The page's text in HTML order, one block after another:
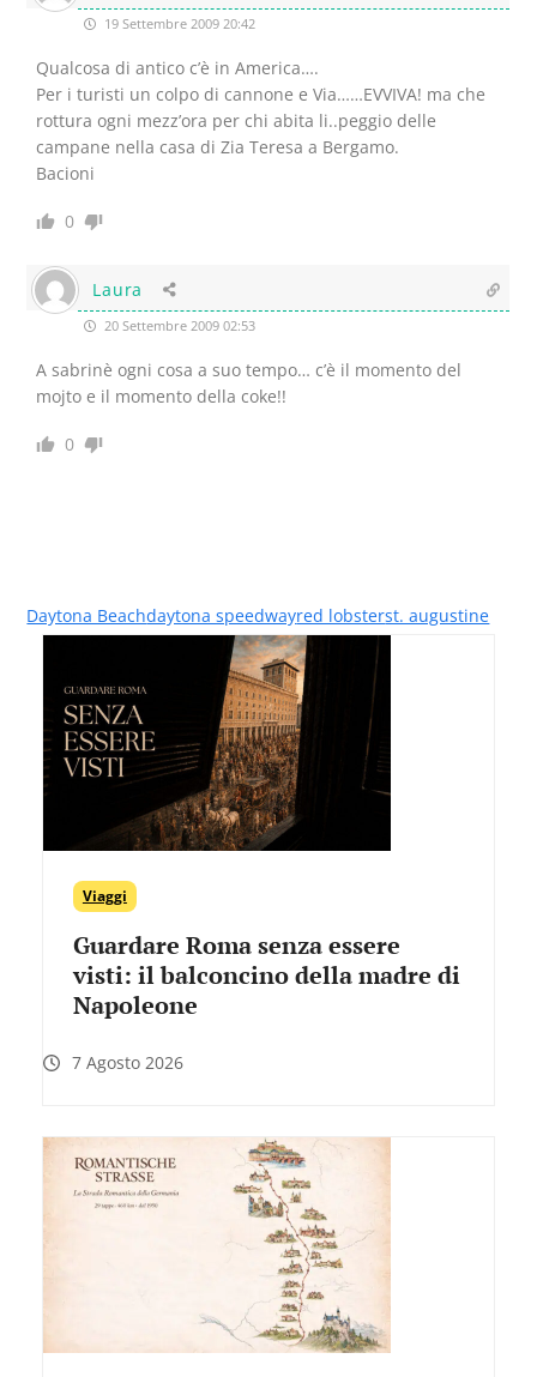
19 Settembre 2009 20:42
Qualcosa di antico c’è in America….
Per i turisti un colpo di cannone e Via……EVVIVA! ma che
rottura ogni mezz’ora per chi abita li..peggio delle
campane nella casa di Zia Teresa a Bergamo.
Bacioni
0
Laura
20 Settembre 2009 02:53
A sabrinè ogni cosa a suo tempo… c’è il momento del
mojto e il momento della coke!!
0
Daytona Beachdaytona speedwayred lobsterst. augustine
Viaggi
Guardare Roma senza essere
visti: il balconcino della madre di
Napoleone
7 Agosto 2026